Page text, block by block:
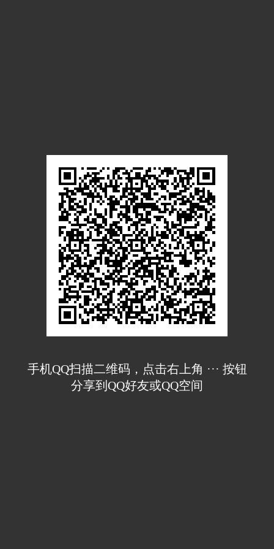
手机QQ扫描二维码，点击右上角 ··· 按钮
分享到QQ好友或QQ空间